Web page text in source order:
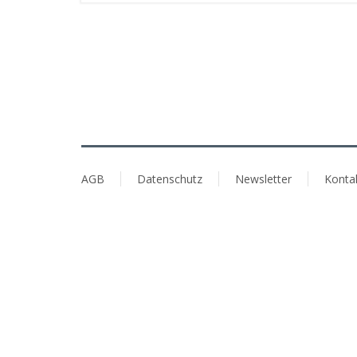
AGB Datenschutz Newsletter